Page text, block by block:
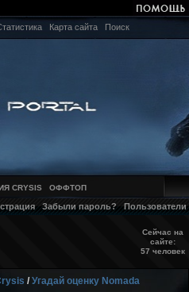
Карта сайта Поиск
CRYSIS ОФФТОП
Забыли пароль? Пользователи
Сейчас на
сайте:
57 человек
/Угадай оценку Nomadа